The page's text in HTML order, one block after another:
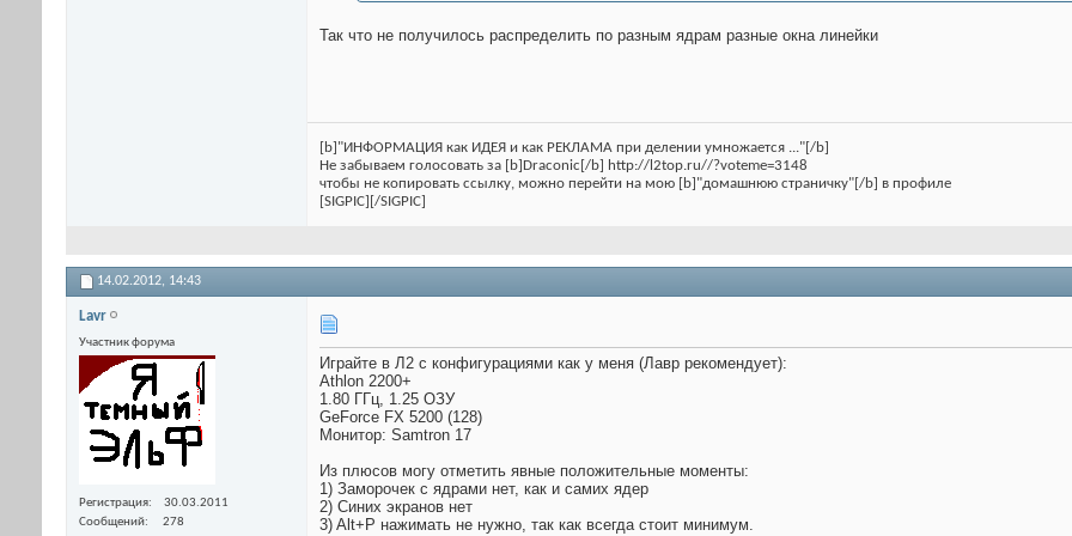
Так что не получилось распределить по разным ядрам разные окна линейки
[b]"ИНФОРМАЦИЯ как ИДЕЯ и как РЕКЛАМА при делении умножается ..."[/b]
Не забываем голосовать за [b]Draconic[/b] http://l2top.ru//?voteme=3148
чтобы не копировать ссылку, можно перейти на мою [b]"домашнюю страничку"[/b] в профиле
[SIGPIC][/SIGPIC]
14.02.2012, 14:43
Lavr
Участник форума
Регистрация
30.03.2011
Сообщений
278
Играйте в Л2 с конфигурациями как у меня (Лавр рекомендует):
Athlon 2200+
1.80 ГГц, 1.25 ОЗУ
GeForce FX 5200 (128)
Монитор: Samtron 17
Из плюсов могу отметить явные положительные моменты:
1) Заморочек с ядрами нет, как и самих ядер
2) Синих экранов нет
3) Alt+P нажимать не нужно, так как всегда стоит минимум.